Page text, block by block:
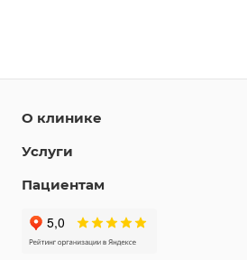
О клинике
Услуги
Пациентам